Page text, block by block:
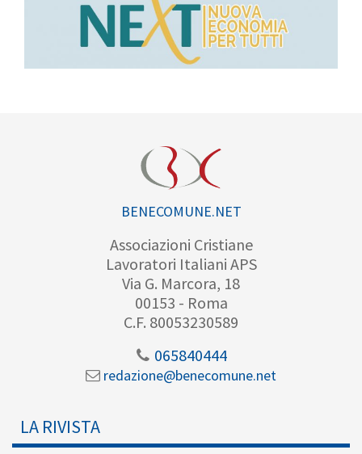
BENECOMUNE.NET
Associazioni Cristiane
Lavoratori Italiani APS
Via G. Marcora, 18
00153 - Roma
C.F. 80053230589
065840444
redazione@benecomune.net
LA RIVISTA